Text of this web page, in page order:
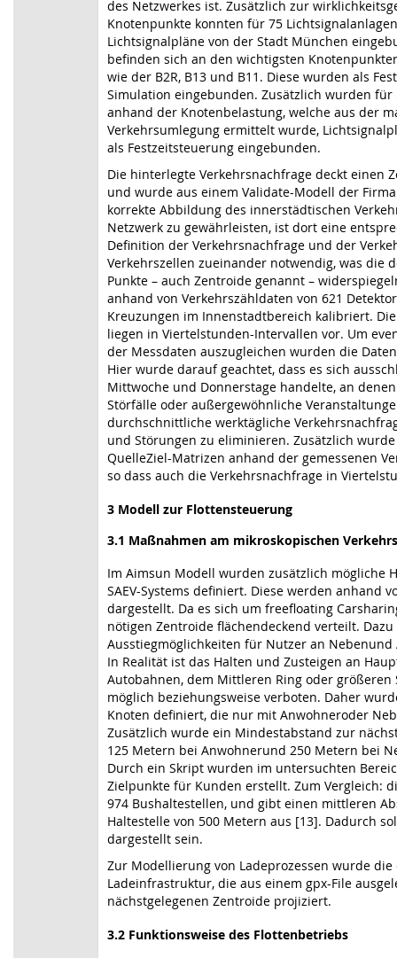
des Netzwerkes ist. Zusätzlich zur
Knotenpunkte konnten für 75
Lichtsignalpläne von der Stadt München
befinden sich an den wichtigsten
wie der B2R, B13 und B11. Diese wurden als
Simulation eingebunden. Zusätzlich wurden
anhand der Knotenbelastung, welche aus der
Verkehrsumlegung ermittelt wurde,
als Festzeitsteuerung eingebunden.
Die hinterlegte Verkehrsnachfrage deckt einen
und wurde aus einem Validate-Modell der
korrekte Abbildung des innerstädtischen
Netzwerk zu gewährleisten, ist dort eine
Definition der Verkehrsnachfrage und der
Verkehrszellen zueinander notwendig, was die
Punkte – auch Zentroide genannt –
anhand von Verkehrszähldaten von 621
Kreuzungen im Innenstadtbereich kalibriert.
liegen in Viertelstunden-Intervallen vor. Um
der Messdaten auszugleichen wurden die
Hier wurde darauf geachtet, dass es sich
Mittwoche und Donnerstage handelte, an
Störfälle oder außergewöhnliche
durchschnittliche werktägliche
und Störungen zu eliminieren. Zusätzlich
QuelleZiel-Matrizen anhand der gemessenen
so dass auch die Verkehrsnachfrage in
3 Modell zur Flottensteuerung
3.1 Maßnahmen am mikroskopischen
Im Aimsun Modell wurden zusätzlich mögliche
SAEV-Systems definiert. Diese werden anhand
dargestellt. Da es sich um freefloating
nötigen Zentroide flächendeckend verteilt.
Ausstiegmöglichkeiten für Nutzer an
In Realität ist das Halten und Zusteigen an
Autobahnen, dem Mittleren Ring oder
möglich beziehungsweise verboten. Daher
Knoten definiert, die nur mit Anwohneroder
Zusätzlich wurde ein Mindestabstand zur
125 Metern bei Anwohnerund 250 Metern bei
Durch ein Skript wurden im untersuchten
Zielpunkte für Kunden erstellt. Zum Vergleich:
974 Bushaltestellen, und gibt einen mittleren
Haltestelle von 500 Metern aus [13]. Dadurch
dargestellt sein.
Zur Modellierung von Ladeprozessen wurde
Ladeinfrastruktur, die aus einem gpx-File
nächstgelegenen Zentroide projiziert.
3.2 Funktionsweise des Flottenbetriebs